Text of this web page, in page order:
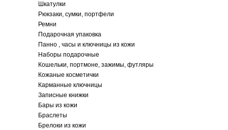
Шкатулки
Рюкзаки, сумки, портфели
Ремни
Подарочная упаковка
Панно , часы и ключницы из кожи
Наборы подарочные
Кошельки, портмоне, зажимы, футляры
Кожаные косметички
Карманные ключницы
Записные книжки
Бары из кожи
Браслеты
Брелоки из кожи